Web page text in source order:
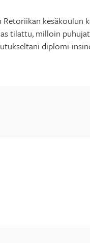
Retoriikan kesäkoulun
tilattu, milloin
diplomi-